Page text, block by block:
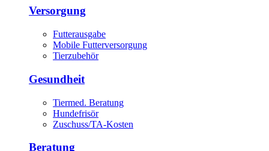
Versorgung
Futterausgabe
Mobile Futterversorgung
Tierzubehör
Gesundheit
Tiermed. Beratung
Hundefrisör
Zuschuss/TA-Kosten
Beratung